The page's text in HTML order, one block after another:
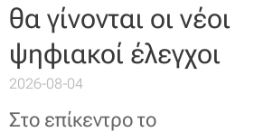
θα γίνονται οι νέοι
ψηφιακοί έλεγχοι
2026-08-04
Στο επίκεντρο το